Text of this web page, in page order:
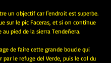
un objectif car l'endroit est superbe.
sur le pic Faceras, et si on continue
pied de la sierra Tendeñera.
de faire cette grande boucle qui
par le refuge del Verde, puis le col du